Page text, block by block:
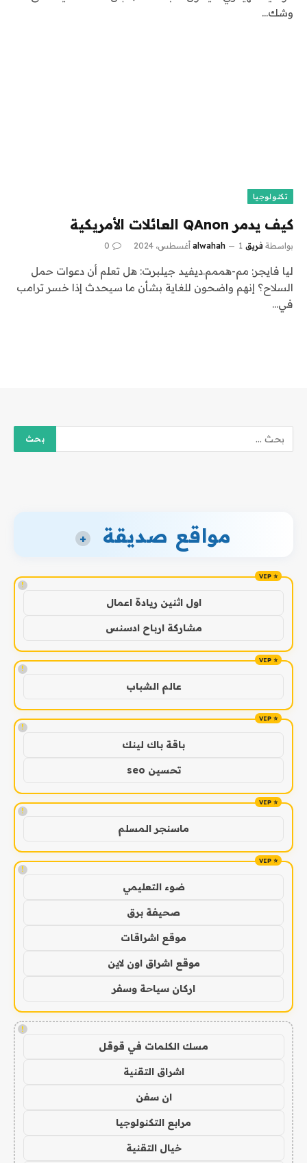
وشك…
تكنولوجيا
كيف يدمر QAnon العائلات الأمريكية
بواسطة فريق alwahah 1 أغسطس، 2024 0
ليا فايجر: مم-هممم.ديفيد جيلبرت: هل تعلم أن دعوات حمل
السلاح؟ إنهم واضحون للغاية بشأن ما سيحدث إذا خسر ترامب
في…
مواقع صديقة +
!
اول اثنين ريادة اعمال
مشاركة ارباح ادسنس
!
عالم الشباب
!
باقة باك لينك
تحسين seo
!
ماسنجر المسلم
!
ضوء التعليمي
صحيفة برق
موقع اشراقات
موقع اشراق اون لاين
اركان سياحة وسفر
!
مسك الكلمات في قوقل
اشراق التقنية
ان سفن
مرابع التكنولوجيا
خيال التقنية